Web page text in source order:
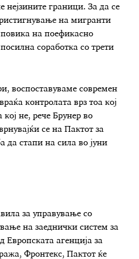
нејзините граници. За да се
на мигранти
повика на поефикасно
соработка со трети
воспоставуваме современ
контролата врз тоа кој
не, рече Брунер во
се на Пактот за
да стапи на сила во јуни
за управување со
на заеднички систем за
Европската агенција за
Фронтекс, Пактот ќе